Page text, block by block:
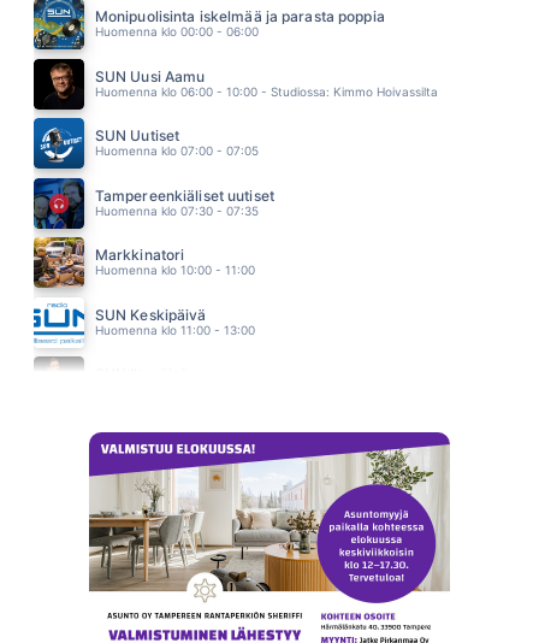
MIKAEL KONTTINEN
15.03
EPPU NORMAALI
14.55
Monipuolisinta iskelmää ja parasta poppia
Huomenna klo 00:00 - 06:00
SUN Uusi Aamu
Huomenna klo 06:00 - 10:00 - Studiossa: Kimmo Hoivassilta
SUN Uutiset
Huomenna klo 07:00 - 07:05
Tampereenkiäliset uutiset
Huomenna klo 07:30 - 07:35
Markkinatori
Huomenna klo 10:00 - 11:00
SUN Keskipäivä
Huomenna klo 11:00 - 13:00